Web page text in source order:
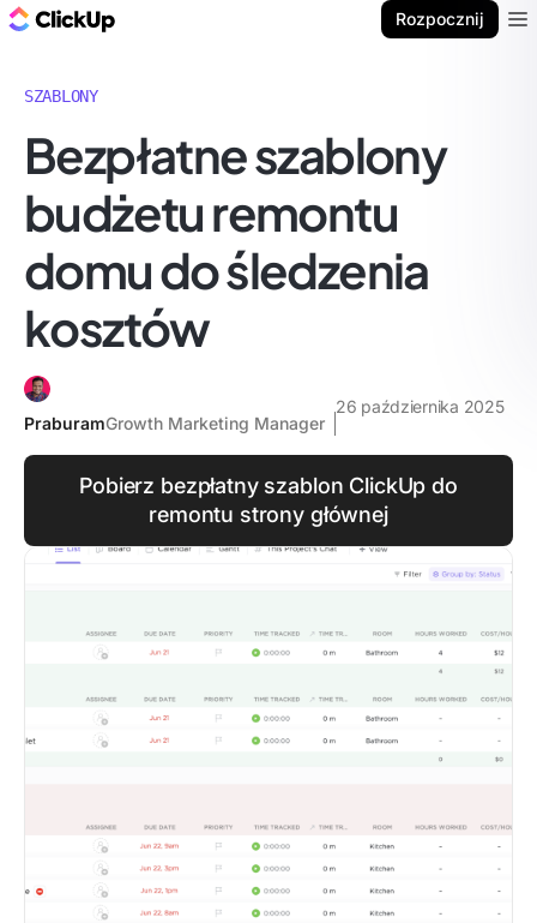
Rozpocznij
SZABLONY
Bezpłatne szablony
budżetu remontu
domu do śledzenia
kosztów
PraburamGrowth Marketing Manager
26 października 2025
Pobierz bezpłatny szablon ClickUp do
remontu strony głównej